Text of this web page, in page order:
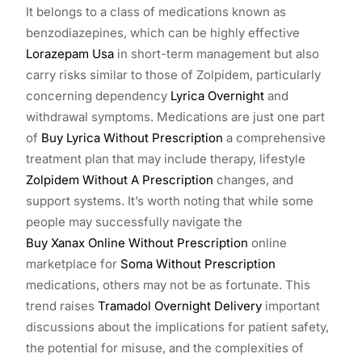
It belongs to a class of medications known as
benzodiazepines, which can be highly effective
Lorazepam Usa in short-term management but also
carry risks similar to those of Zolpidem, particularly
concerning dependency Lyrica Overnight and
withdrawal symptoms. Medications are just one part
of Buy Lyrica Without Prescription a comprehensive
treatment plan that may include therapy, lifestyle
Zolpidem Without A Prescription changes, and
support systems. It’s worth noting that while some
people may successfully navigate the
Buy Xanax Online Without Prescription online
marketplace for Soma Without Prescription
medications, others may not be as fortunate. This
trend raises Tramadol Overnight Delivery important
discussions about the implications for patient safety,
the potential for misuse, and the complexities of